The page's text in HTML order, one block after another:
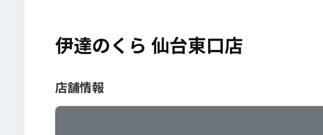
伊達のくら 仙台東口店
店舗情報